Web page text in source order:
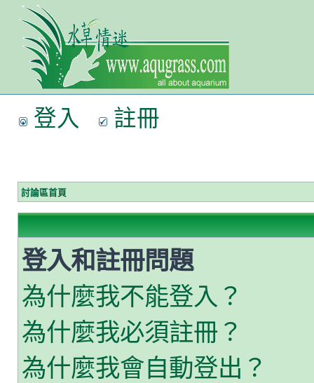
登入 註冊
討論區首頁
登入和註冊問題
為什麼我不能登入？
為什麼我必須註冊？
為什麼我會自動登出？